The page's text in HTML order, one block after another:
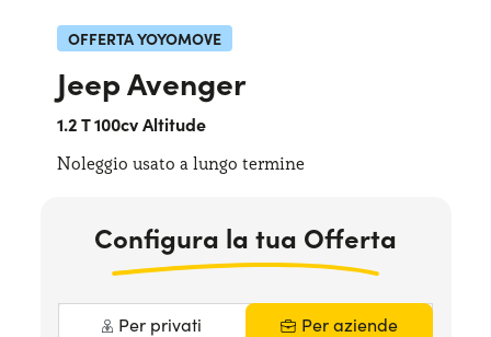
Lavora con noi
PERCHÉ CONVIENE
OFFERTA YOYOMOVE
Jeep Avenger
1.2 T 100cv Altitude
Noleggio usato a lungo termine
Configura la tua Offerta
Per privati Per aziende